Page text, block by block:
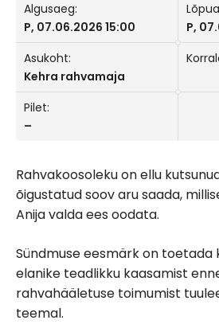
Algusaeg:
P, 07.06.2026 15:00
P,
Asukoht:
Kehra rahvamaja
Pilet:
–
Rahvakoosoleku on ellu
õigustatud soov aru saada,
Anija valda ees oodata.
Sündmuse eesmärk on toetada
elanike teadlikku kaasamist
rahvahääletuse toimumist
teemal.